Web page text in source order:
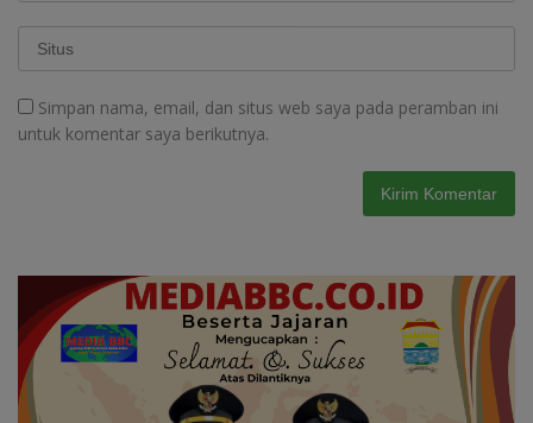
Simpan nama, email, dan situs web saya pada peramban ini
untuk komentar saya berikutnya.